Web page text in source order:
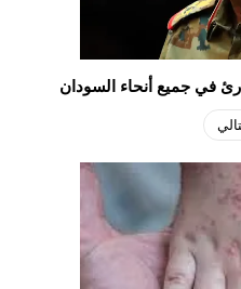
في جميع أنحاء السودان